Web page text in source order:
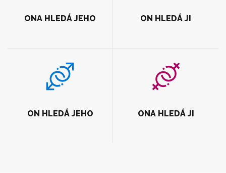
ONA HLEDÁ JEHO ON HLEDÁ JI
ON HLEDÁ JEHO ONA HLEDÁ JI